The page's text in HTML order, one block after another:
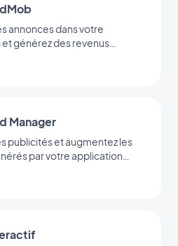
annonces dans votre
générez des revenus
Manager
publicités et augmentez les
par votre application